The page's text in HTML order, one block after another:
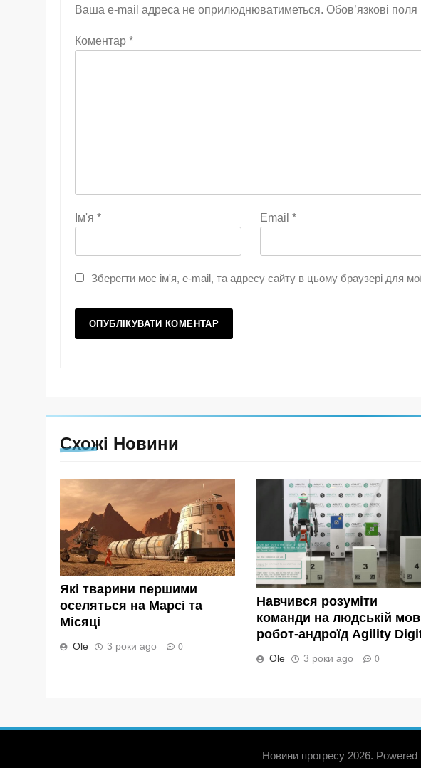
Ваша e-mail адреса не оприлюднюватиметься. Обов’язкові поля
Коментар *
Ім'я * Email*
Зберегти моє ім'я, e-mail, та адресу сайту в цьому браузері для
Схожі Новини
Які тварини першими
оселяться на Марсі та
Місяці
Ole 3 роки ago 0
Навчився розуміти
команди на людській
робот-андроїд Agility
Ole 3 роки ago 0
Новини прогресу 2026. Powered